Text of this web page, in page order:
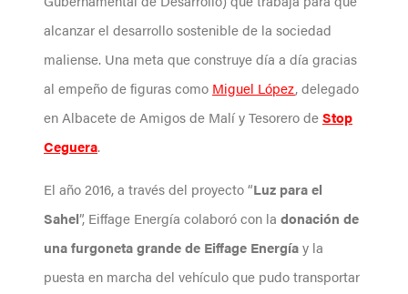
alcanzar el desarrollo sostenible de la sociedad
maliense. Una meta que construye día a día gracias
al empeño de figuras como Miguel López, delegado
en Albacete de Amigos de Malí y Tesorero deStop
Ceguera.
El año 2016, a través del proyecto “Luz para el
Sahel”, Eiffage Energía colaboró con la donación de
una furgoneta grande de Eiffage Energíay la
puesta en marcha del vehículo que pudo transportar